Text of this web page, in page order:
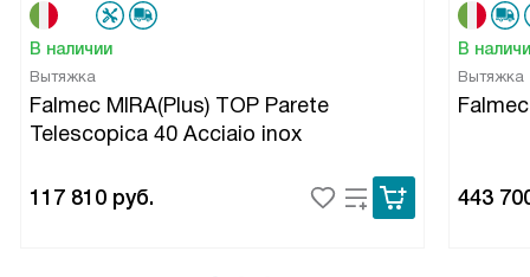
В наличии
Вытяжка
Falmec MIRA(Plus) TOP Parete
Telescopica 40 Acciaio inox
117 810 руб.
В
Вытяжка
443